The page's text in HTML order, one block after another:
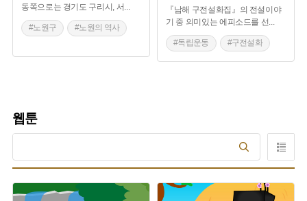
동쪽으로는 경기도 구리시, 서...
#노원구 #노원의 역사
『남해 구전설화집』의 전설이야
기 중 의미있는 에피소드를 선...
#독립운동 #구전설화
#남해 설화
웹툰